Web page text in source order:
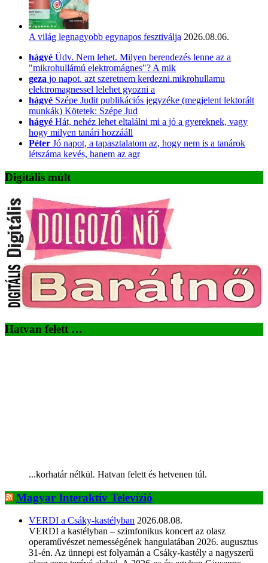
A világ legnagyobb egynapos fesztiválja 2026.08.06.
hágyé Üdv. Nem lehet. Milyen berendezés lenne az a
"mikrohullámú elektromágnes"? A mik
geza jo napot. azt szeretnem kerdezni.mikrohullamu
elektromagnessel lelehet gyozni a
hágyé Szépe Judit publikációs jegyzéke (megjelent lektorált
munkák) Kötetek: Szépe Jud
hágyé Hát, nehéz lehet eltalálni mi a jó a gyereknek, vagy
hogy milyen tanári hozzááll
Péter Jó napot, a tapasztalatom az, hogy nem is a tanárok
létszáma kevés, hanem az agr
Digitális múlt
Hatvan felett …
...korhatár nélkül. Hatvan felett és hetvenen túl.
Magyar Interaktív Televízió
VERDI a Csáky-kastélyban 2026.08.08.
VERDI a kastélyban – szimfonikus koncert az olasz
operaművészet nemességének hangulatában 2026. augusztus
31-én. Az ünnepi est folyamán a Csáky-kastély a nagyszerű